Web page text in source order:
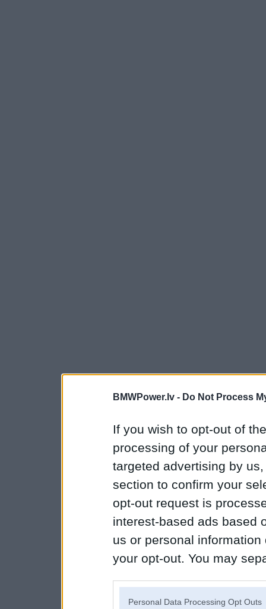
BMWPower.lv - Do Not Process
If you wish to opt-out of
processing of your
targeted advertising by
section to confirm your
opt-out request is
interest-based ads based
us or personal
your opt-out. You may
Personal Data Processing Opt Outs